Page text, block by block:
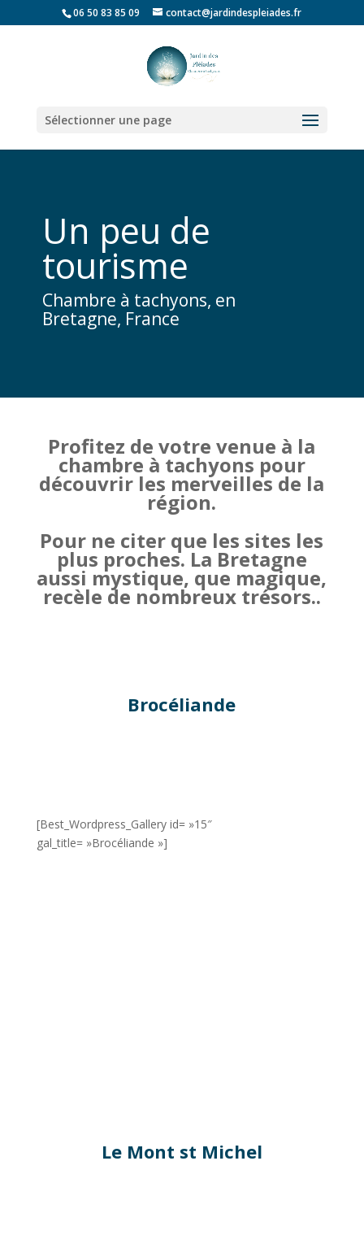
06 50 83 85 09 contact@jardindespleiades.fr
Sélectionner une page
Un peu de
tourisme
Chambre à tachyons, en
Bretagne, France
Profitez de votre venue à la
chambre à tachyons pour
découvrir les merveilles de la
région.
Pour ne citer que les sites les
plus proches. La Bretagne
aussi mystique, que magique,
recèle de nombreux trésors..
Brocéliande
[Best_Wordpress_Gallery id= »15″
gal_title= »Brocéliande »]
Le Mont st Michel